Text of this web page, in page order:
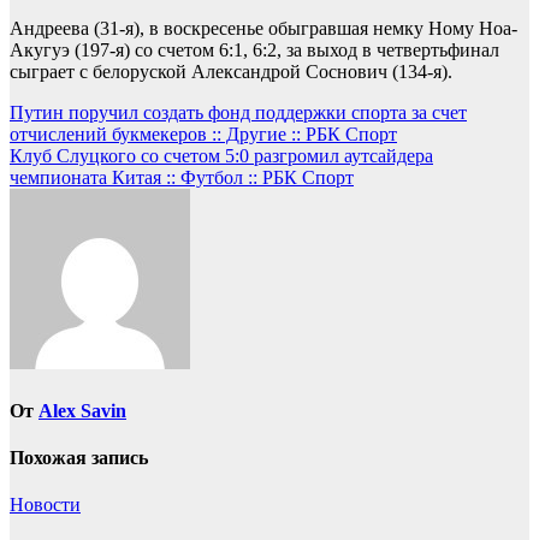
Андреева (31-я), в воскресенье обыгравшая немку Ному Ноа-
Акугуэ (197-я) со счетом 6:1, 6:2, за выход в четвертьфинал
сыграет с белоруской Александрой Соснович (134-я).
Навигация
по
записям
Путин поручил создать фонд поддержки спорта за счет
отчислений букмекеров :: Другие :: РБК Спорт
Клуб Слуцкого со счетом 5:0 разгромил аутсайдера
чемпионата Китая :: Футбол :: РБК Спорт
От Alex Savin
Похожая запись
Новости